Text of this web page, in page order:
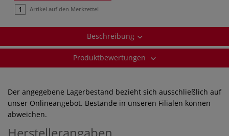
Artikel auf den Merkzettel
Beschreibung
Produktbewertungen
Der angegebene Lagerbestand bezieht sich ausschließlich auf
unser Onlineangebot. Bestände in unseren Filialen können
abweichen.